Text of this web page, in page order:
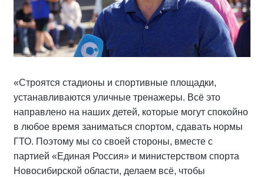
«Строятся стадионы и спортивные площадки,
устанавливаются уличные тренажеры. Всё это
направлено на наших детей, которые могут спокойно
в любое время заниматься спортом, сдавать нормы
ГТО. Поэтому мы со своей стороны, вместе с
партией «Единая Россия» и министерством спорта
Новосибирской области, делаем всё, чтобы